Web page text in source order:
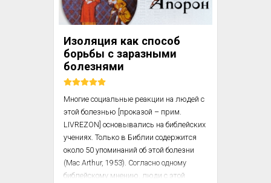
просто не мог.
хорошо ухаживать за ним? Что стану
хорошей матерью? У него будет все,
чего...
Изоляция как способ
борьбы с заразными
болезнями
Многие социальные реакции на людей с
этой болезнью [проказой – прим.
LIVREZON] основывались на библейских
учениях. Только в Библии содержится
около 50 упоминаний об этой болезни
(Mac Arthur, 1953). Согласно одному
библейскому мнению, люди с этой